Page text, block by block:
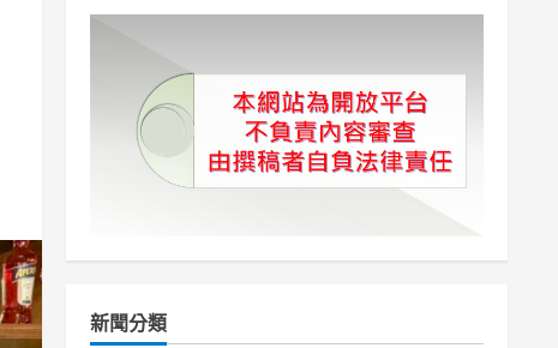
新聞分類